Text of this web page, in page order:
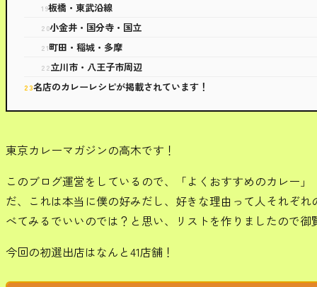
板橋・東武沿線
小金井・国分寺・国立
町田・稲城・多摩
立川市・八王子市周辺
名店のカレーレシピが掲載されています！
東京カレーマガジンの高木です！
このブログ運営をしているので、「よくおすすめのカレー
だ、これは本当に僕の好みだし、好きな理由って人それぞ
べてみるでいいのでは？と思い、リストを作りましたので御
今回の初選出店はなんと41店舗！